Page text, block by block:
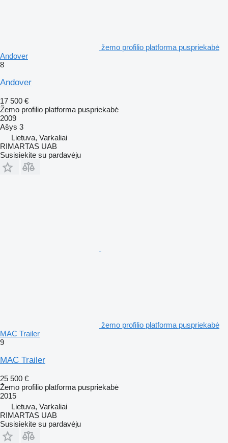
žemo profilio platforma puspriekabė
Andover
8
Andover
17 500 €
Žemo profilio platforma puspriekabė
2009
Ašys 3
Lietuva, Varkaliai
RIMARTAS UAB
Susisiekite su pardavėju
žemo profilio platforma puspriekabė
MAC Trailer
9
MAC Trailer
25 500 €
Žemo profilio platforma puspriekabė
2015
Lietuva, Varkaliai
RIMARTAS UAB
Susisiekite su pardavėju